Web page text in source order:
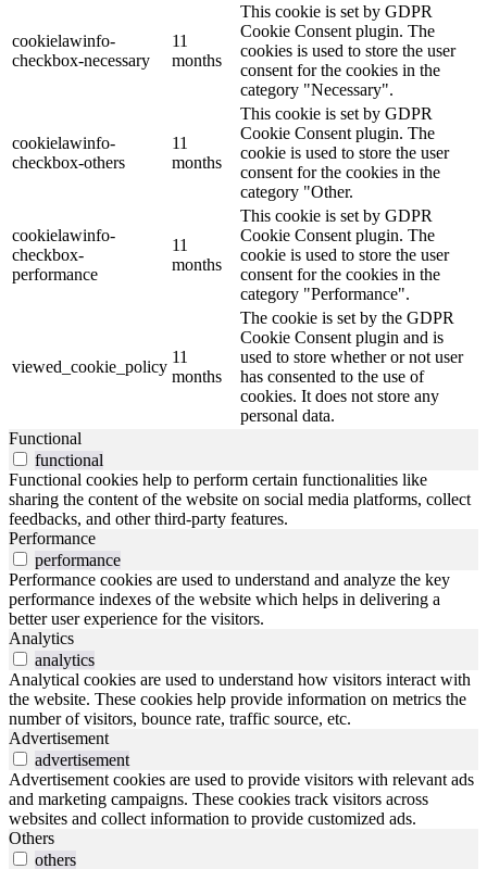
cookielawinfo-
checkbox-necessary
11
months
This cookie is set by GDPR
Cookie Consent plugin. The
cookies is used to store the user
consent for the cookies in the
category "Necessary".
cookielawinfo-
checkbox-others
11
months
This cookie is set by GDPR
Cookie Consent plugin. The
cookie is used to store the user
consent for the cookies in the
category "Other.
cookielawinfo-
checkbox-
performance
11
months
This cookie is set by GDPR
Cookie Consent plugin. The
cookie is used to store the user
consent for the cookies in the
category "Performance".
viewed_cookie_policy
11
months
The cookie is set by the GDPR
Cookie Consent plugin and is
used to store whether or not user
has consented to the use of
cookies. It does not store any
personal data.
Functional
functional
Functional cookies help to perform certain functionalities like
sharing the content of the website on social media platforms, collect
feedbacks, and other third-party features.
Performance
performance
Performance cookies are used to understand and analyze the key
performance indexes of the website which helps in delivering a
better user experience for the visitors.
Analytics
analytics
Analytical cookies are used to understand how visitors interact with
the website. These cookies help provide information on metrics the
number of visitors, bounce rate, traffic source, etc.
Advertisement
advertisement
Advertisement cookies are used to provide visitors with relevant ads
and marketing campaigns. These cookies track visitors across
websites and collect information to provide customized ads.
Others
others